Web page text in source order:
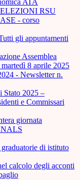
ATA
RSU
- corso
gli appuntamenti
Assemblea
8 aprile 2025
- Newsletter n.
2025 –
e Commissari
giornata
di istituto
calcolo degli acconti